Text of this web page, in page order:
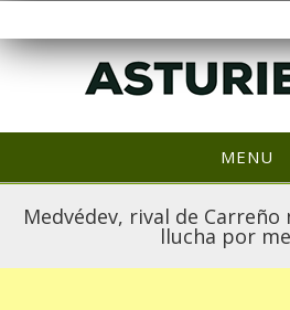
MENU
Medvédev, rival de
llucha por